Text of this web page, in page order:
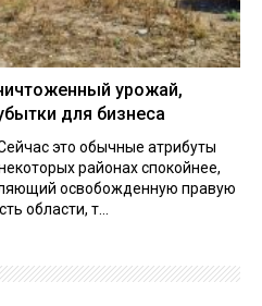
урожай,
для бизнеса
это обычные атрибуты
районах спокойнее,
освобожденную правую
области, т...